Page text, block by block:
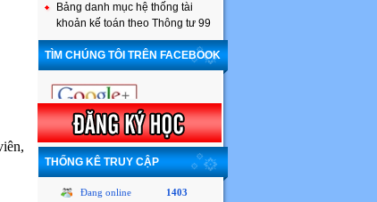
Bảng danh mục hệ thống tài
khoản kế toán theo Thông tư 99
TÌM CHÚNG TÔI TRÊN FACEBOOK
THỐNG KÊ TRUY CẬP
Đang online
1403